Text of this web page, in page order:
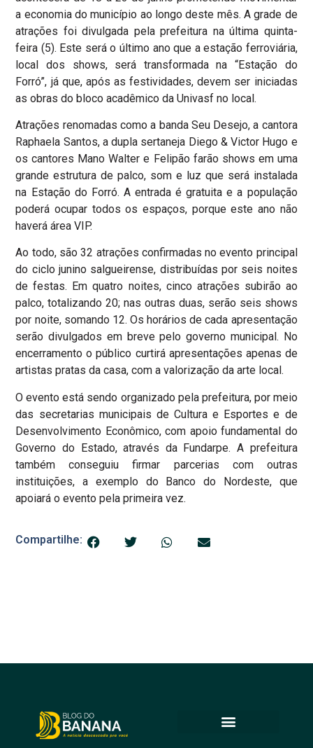
a economia do município ao longo deste mês. A grade de
atrações foi divulgada pela prefeitura na última quinta-
feira (5). Este será o último ano que a estação ferroviária,
local dos shows, será transformada na “Estação do
Forró”, já que, após as festividades, devem ser iniciadas
as obras do bloco acadêmico da Univasf no local.
Atrações renomadas como a banda Seu Desejo, a cantora
Raphaela Santos, a dupla sertaneja Diego & Victor Hugo e
os cantores Mano Walter e Felipão farão shows em uma
grande estrutura de palco, som e luz que será instalada
na Estação do Forró. A entrada é gratuita e a população
poderá ocupar todos os espaços, porque este ano não
haverá área VIP.
Ao todo, são 32 atrações confirmadas no evento principal
do ciclo junino salgueirense, distribuídas por seis noites
de festas. Em quatro noites, cinco atrações subirão ao
palco, totalizando 20; nas outras duas, serão seis shows
por noite, somando 12. Os horários de cada apresentação
serão divulgados em breve pelo governo municipal. No
encerramento o público curtirá apresentações apenas de
artistas pratas da casa, com a valorização da arte local.
O evento está sendo organizado pela prefeitura, por meio
das secretarias municipais de Cultura e Esportes e de
Desenvolvimento Econômico, com apoio fundamental do
Governo do Estado, através da Fundarpe. A prefeitura
também conseguiu firmar parcerias com outras
instituições, a exemplo do Banco do Nordeste, que
apoiará o evento pela primeira vez.
Compartilhe: